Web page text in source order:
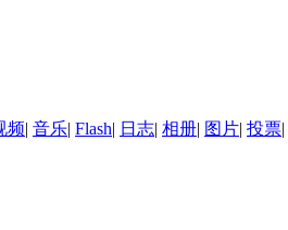
频| 音乐| Flash| 日志| 相册| 图片| 投票|